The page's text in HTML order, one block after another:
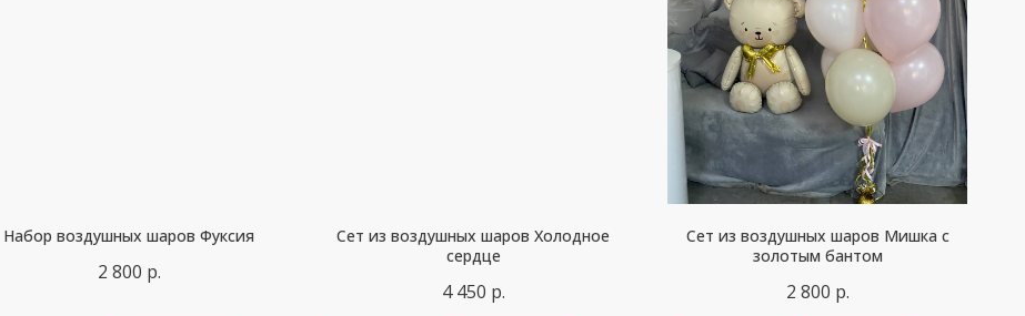
Набор воздушных шаров Фуксия
2 800 р.
Сет из воздушных шаров Холодное
сердце
4 450 р.
Сет из воздушных шаров Мишка с
золотым бантом
2 800 р.